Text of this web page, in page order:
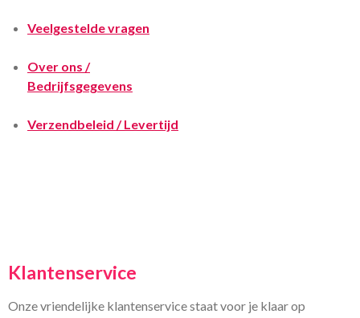
Veelgestelde vragen
Over ons /
Bedrijfsgegevens
Verzendbeleid / Levertijd
Klantenservice
Onze vriendelijke klantenservice staat voor je klaar op